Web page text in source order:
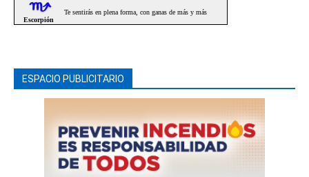
ESPACIO PUBLICITARIO